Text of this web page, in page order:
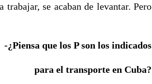
trabajar, se acaban de levantar. Pero
-¿Piensa que los P son los indicados
para el transporte en Cuba?